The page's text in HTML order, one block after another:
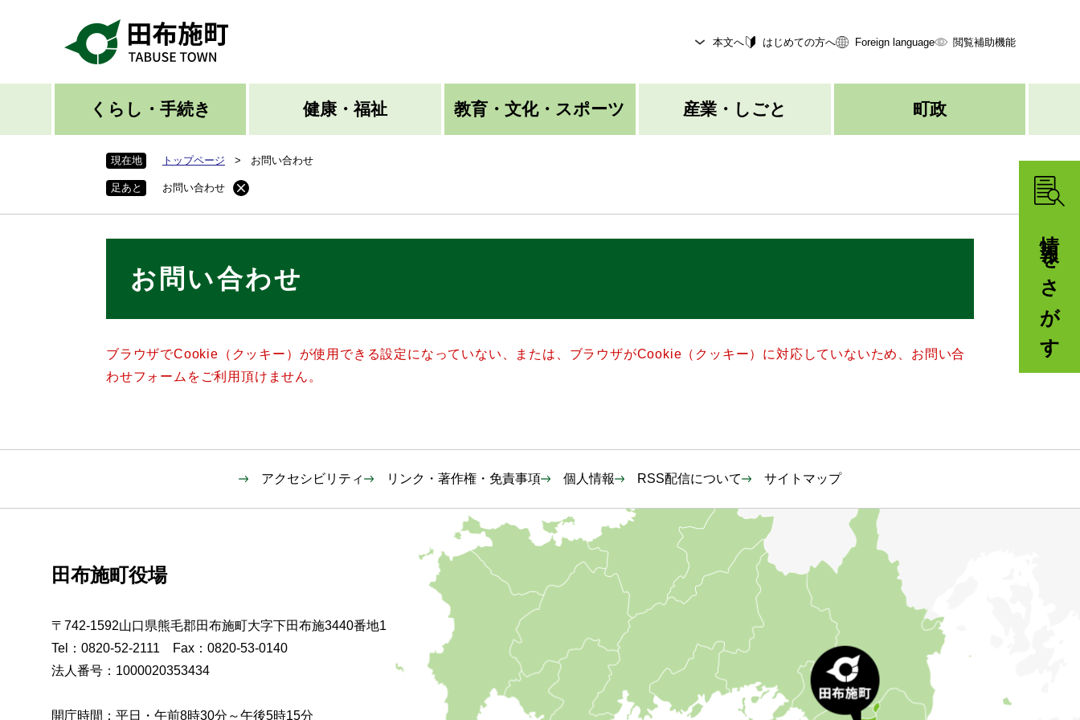
先
情報をさがす
本文へ はじめての方へ Foreign language 閲覧補助機能
くらし・手続き 健康・福祉 教育・文化・スポーツ 産業・しごと 町政
現在地 トップページ > お問い合わせ
足あと お問い合わせ
お問い合わせ
ブラウザでCookie（クッキー）が使用できる設定になっていない、または、ブラウザがCookie（クッキー）に対応していないため、お問い合
わせフォームをご利用頂けません。
アクセシビリティ リンク・著作権・免責事項 個人情報 RSS配信について サイトマップ
田布施町役場
〒742-1592山口県熊毛郡田布施町大字下田布施3440番地1
Tel：0820-52-2111 Fax：0820-53-0140
法人番号：1000020353434
開庁時間：平日・午前8時30分～午後5時15分